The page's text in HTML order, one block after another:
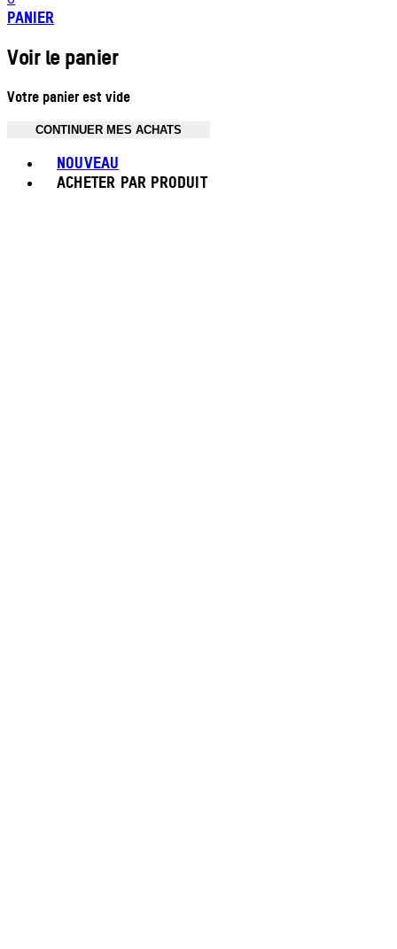
PANIER
Voir le panier
Votre panier est vide
CONTINUER MES ACHATS
NOUVEAU
ACHETER PAR PRODUIT